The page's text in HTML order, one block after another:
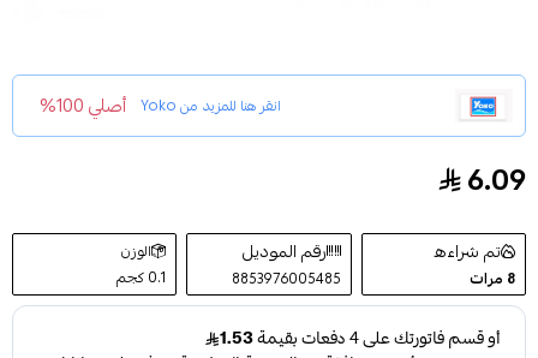
انقر هنا للمزيد منYoko أصلي 100%
مقشر ملح سبا للجسم بالتوت المشكل من يوكو300ج
6.09
تم شراءه
8 مرات
رقم الموديل
8853976005485
الوزن
0.1 كجم